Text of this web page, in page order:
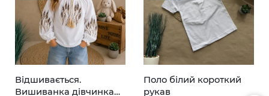
Відшивається.
Вишиванка дівчинка
Поло білий короткий
рукав